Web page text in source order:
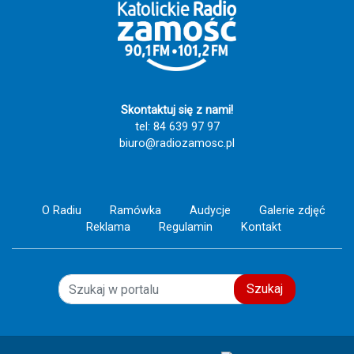
człowieka. Szczęść Boże! 🙏💙
Skontaktuj się z nami!
tel: 84 639 97 97
biuro@radiozamosc.pl
O Radiu Ramówka Audycje
Galerie zdjęć
Reklama
Regulamin Kontakt
Szukaj